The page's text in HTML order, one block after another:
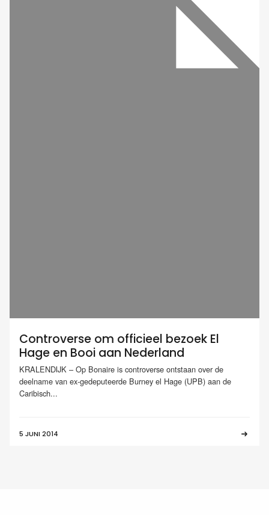
Controverse om officieel bezoek El
Hage en Booi aan Nederland
KRALENDIJK – Op Bonaire is controverse ontstaan over de
deelname van ex-gedeputeerde Burney el Hage (UPB) aan de
Caribisch...
5 JUNI 2014